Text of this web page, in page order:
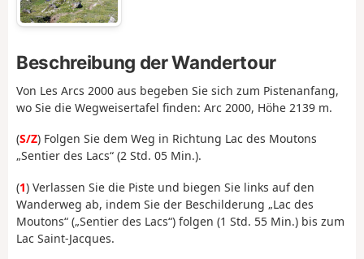
Beschreibung der Wandertour
Von Les Arcs 2000 aus begeben Sie sich zum Pistenanfang,
wo Sie die Wegweisertafel finden: Arc 2000, Höhe 2139 m.
(S/Z) Folgen Sie dem Weg in Richtung Lac des Moutons
„Sentier des Lacs“ (2 Std. 05 Min.).
(1) Verlassen Sie die Piste und biegen Sie links auf den
Wanderweg ab, indem Sie der Beschilderung „Lac des
Moutons“ („Sentier des Lacs“) folgen (1 Std. 55 Min.) bis zum
Lac Saint-Jacques.